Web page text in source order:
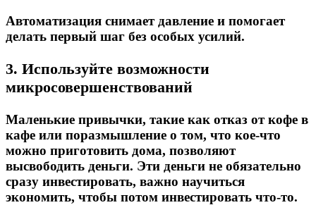
Автоматизация снимает давление и помогает
делать первый шаг без особых усилий.
3. Используйте возможности
микросовершенствований
Маленькие привычки, такие как отказ от кофе в
кафе или поразмышление о том, что кое-что
можно приготовить дома, позволяют
высвободить деньги. Эти деньги не обязательно
сразу инвестировать, важно научиться
экономить, чтобы потом инвестировать что-то.